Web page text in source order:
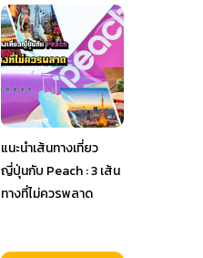
แนะนำเส้นทางเที่ยว
ญี่ปุ่นกับ Peach : 3 เส้น
ทางที่ไม่ควรพลาด